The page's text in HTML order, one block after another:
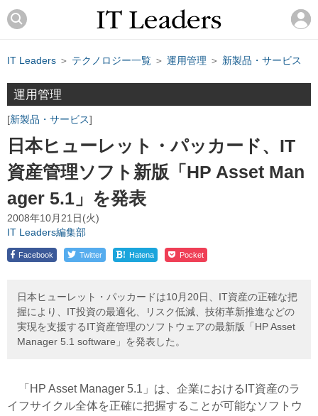
IT Leaders ＞ テクノロジー一覧 ＞ 運用管理 ＞ 新製品・サービス
運用管理
新製品・サービス
日本ヒューレット・パッカード、IT
資産管理ソフト新版「HP Asset Man
ager 5.1」を発表
2008年10月21日(火)
IT Leaders編集部
Facebook Twitter ! Hatena Pocket
日本ヒューレット・パッカードは10月20日、IT資産の正確な把
握により、IT投資の最適化、リスク低減、技術革新推進などの
実現を支援するIT資産管理のソフトウェアの最新版「HP Asset
Manager 5.1 software」を発表した。
「HP Asset Manager 5.1」は、企業におけるIT資産のラ
イフサイクル全体を正確に把握することが可能なソフトウ